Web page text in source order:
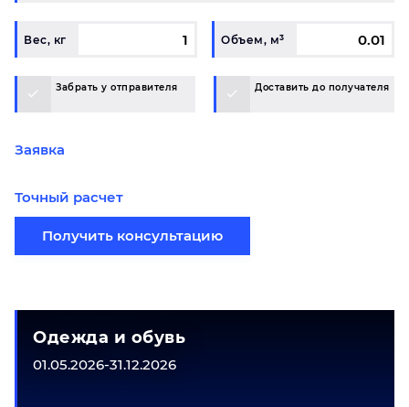
Вес, кг Объем, м³
Забрать у отправителя Доставить до получателя
Заявка
Точный расчет
Получить консультацию
Одежда и обувь
01.05.2026-31.12.2026